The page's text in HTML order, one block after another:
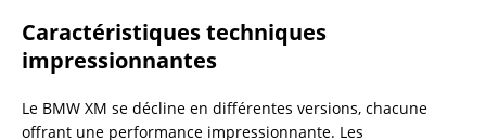
Caractéristiques techniques
impressionnantes
Le BMW XM se décline en différentes versions, chacune
offrant une performance impressionnante. Les